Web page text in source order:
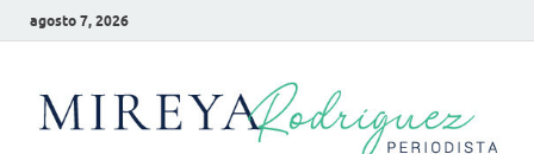
agosto 7, 2026